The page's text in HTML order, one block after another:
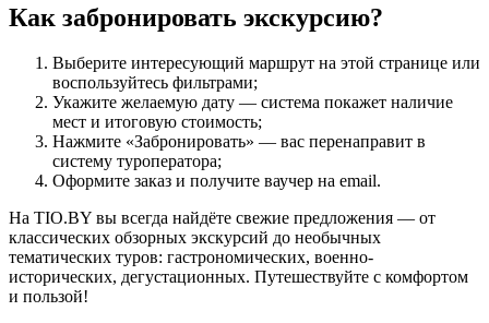
Как забронировать экскурсию?
Выберите интересующий маршрут на этой странице или
воспользуйтесь фильтрами;
Укажите желаемую дату — система покажет наличие
мест и итоговую стоимость;
Нажмите «Забронировать» — вас перенаправит в
систему туроператора;
Оформите заказ и получите ваучер на email.
На TIO.BY вы всегда найдёте свежие предложения — от
классических обзорных экскурсий до необычных
тематических туров: гастрономических, военно-
исторических, дегустационных. Путешествуйте с комфортом
и пользой!